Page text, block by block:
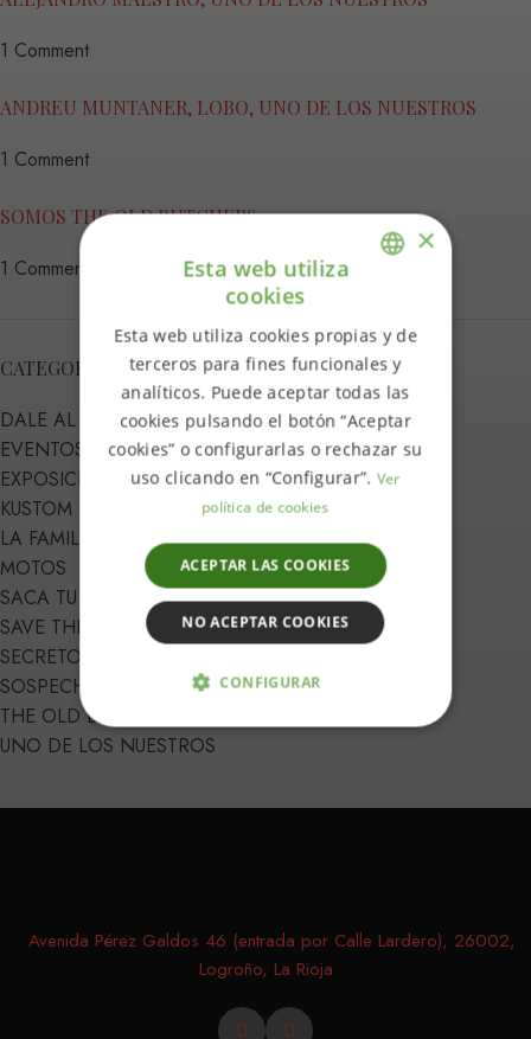
1 Comment
ANDREU MUNTANER, LOBO, UNO DE LOS NUESTROS
1 Comment
SOMOS THE OLD BUTCHERS
1 Comment
CATEGORIAS
DALE AL PLAY
EVENTOS
EXPOSICIONES
KUSTOM KULTURE
LA FAMILIA
MOTOS
SACA TU LADO CANALLA
SAVE THE DATE
SECRETOS DE FAMILIA
SOSPECHOSOS HABITUALES
THE OLD BUTCHER
UNO DE LOS NUESTROS
Avenida Pérez Galdos 46 (entrada por Calle Lardero), 26002,
Logroño, La Rioja
SPANISH
×
Esta web utiliza
cookies
Esta web utiliza cookies propias y de
terceros para fines funcionales y
analíticos. Puede aceptar todas las
cookies pulsando el botón “Aceptar
cookies” o configurarlas o rechazar su
uso clicando en “Configurar”. Ver
política de cookies
ACEPTAR LAS COOKIES
NO ACEPTAR COOKIES
CONFIGURAR
ESTRICTAMENTE NECESARIAS
Estrictamente necesarias